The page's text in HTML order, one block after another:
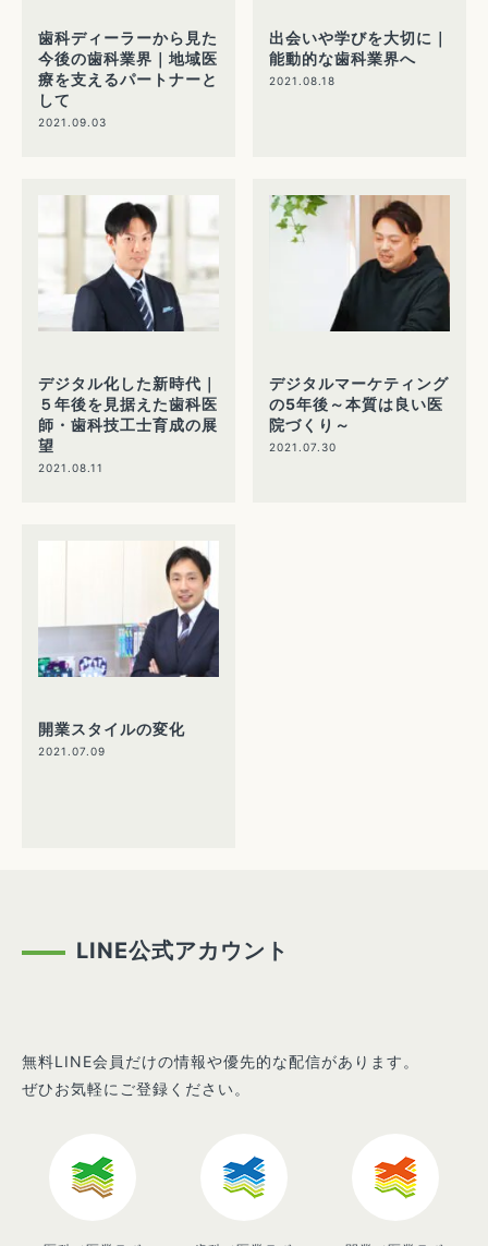
歯科ディーラーから見た
今後の歯科業界｜地域医
療を支えるパートナーと
して
2021.09.03
出会いや学びを大切に｜
能動的な歯科業界へ
2021.08.18
デジタル化した新時代｜
５年後を見据えた歯科医
師・歯科技工士育成の展
望
2021.08.11
デジタルマーケティング
の5年後～本質は良い医
院づくり～
2021.07.30
開業スタイルの変化
2021.07.09
LINE公式アカウント
無料LINE会員だけの情報や優先的な配信があります。
ぜひお気軽にご登録ください。